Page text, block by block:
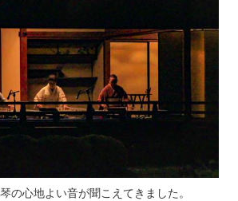
の心地よい音が聞こえてきました。